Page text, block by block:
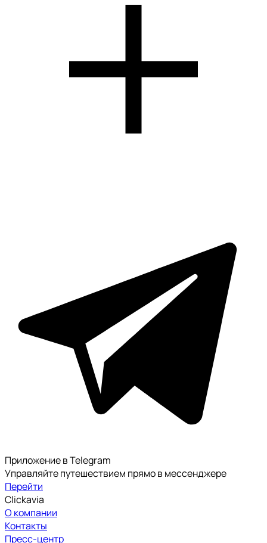
Приложение в Telegram
Управляйте путешествием прямо в мессенджере
Перейти
Clickavia
О компании
Контакты
Пресс-центр